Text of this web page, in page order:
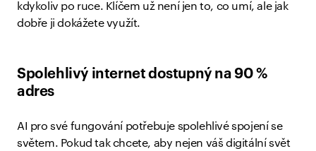
kdykoliv po ruce. Klíčem už není jen to, co umí, ale jak
dobře ji dokážete využít.
Spolehlivý internet dostupný na 90 %
adres
AI pro své fungování potřebuje spolehlivé spojení se
světem. Pokud tak chcete, aby nejen váš digitální svět